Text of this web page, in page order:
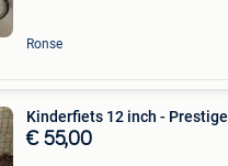
Ronse
Kinderfiets 12 inch - Prestige
€ 55,00